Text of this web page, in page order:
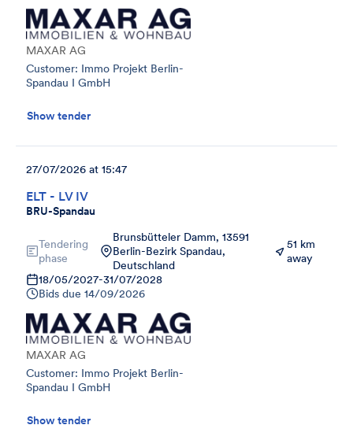
MAXAR AG
Customer: Immo Projekt Berlin-
Spandau I GmbH
Show tender
ELT - LV IV
BRU-Spandau
27/07/2026 at 15:47
Tendering
phase
Brunsbütteler Damm, 13591
Berlin-Bezirk Spandau,
Deutschland
51 km
away
18/05/2027-31/07/2028
Bids due 14/09/2026
MAXAR AG
Customer: Immo Projekt Berlin-
Spandau I GmbH
Show tender